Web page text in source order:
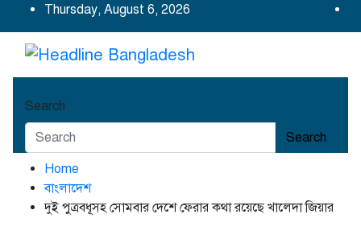
to
content
Thursday, August 6, 2026
Headline Bangladesh
Headline Bangladesh: Beyond the Headlines.
Search
Search
Home
বাংলাদেশ
দুই পুত্রবধূসহ সোমবার দেশে ফেরার কথা রয়েছে খালেদা জিয়ার